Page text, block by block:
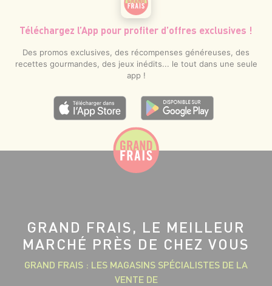
Téléchargez l’App pour profiter d’offres exclusives !
Des promos exclusives, des récompenses généreuses, des
recettes gourmandes, des jeux inédits... le tout dans une seule
app !
GRAND FRAIS, LE MEILLEUR
MARCHÉ PRÈS DE CHEZ VOUS
GRAND FRAIS : LES MAGASINS SPÉCIALISTES DE LA
VENTE DE